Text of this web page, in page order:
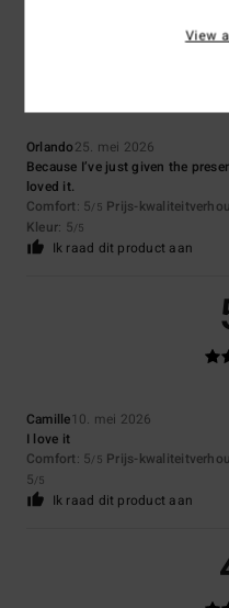
Orlando25. mei 2026
Because I’ve just given the
loved it.
Comfort: 5/5 Prijs-
Kleur: 5/5
Ik raad dit product aan
Camille10. mei 2026
I love it
Comfort: 5/5 Prijs-
5/5
Ik raad dit product aan
View